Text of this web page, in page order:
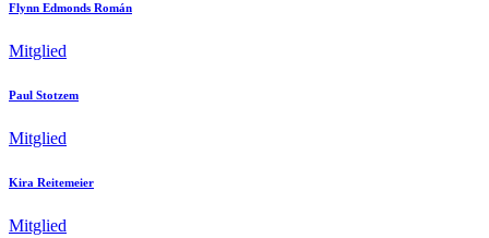
Flynn Edmonds Román
Mitglied
Paul Stotzem
Mitglied
Kira Reitemeier
Mitglied